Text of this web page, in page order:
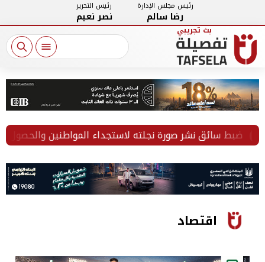
رئيس مجلس الإدارة
رضا سالم
رئيس التحرير
نصر نعيم
نشر صورة نجلته لاستجداء المواطنين والحصول على أموال
اقتصاد